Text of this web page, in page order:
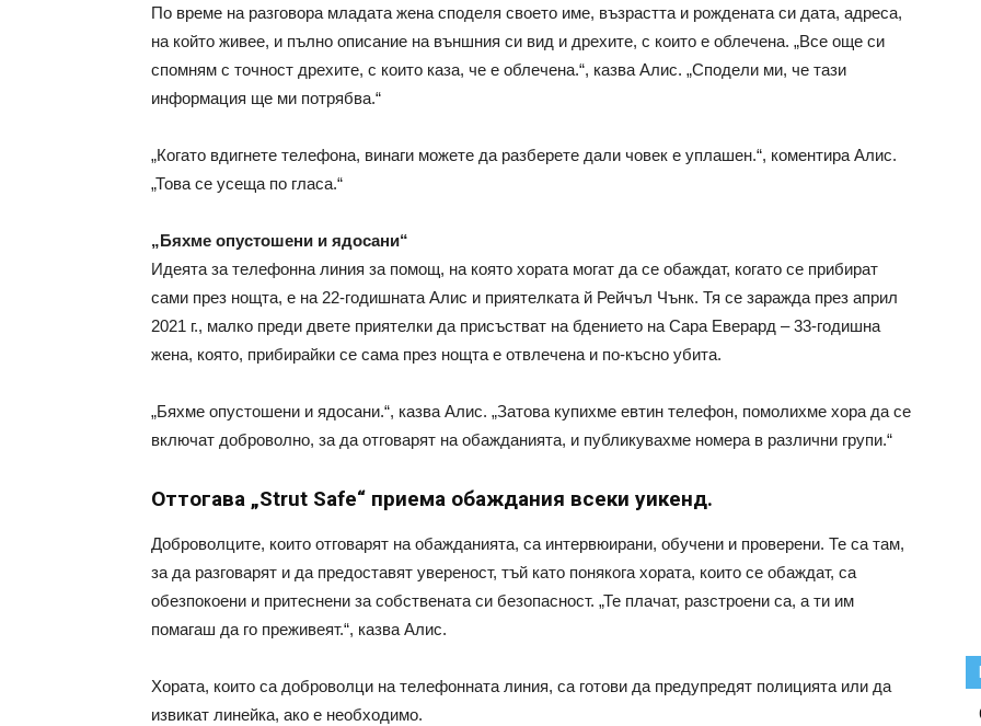
По време на разговора младата жена споделя своето име, възрастта и рождената си дата, адреса,
на който живее, и пълно описание на външния си вид и дрехите, с които е облечена. „Все още си
спомням с точност дрехите, с които каза, че е облечена.“, казва Алис. „Сподели ми, че тази
информация ще ми потрябва.“
„Когато вдигнете телефона, винаги можете да разберете дали човек е уплашен.“, коментира Алис.
„Това се усеща по гласа.“
„Бяхме опустошени и ядосани“
Идеята за телефонна линия за помощ, на която хората могат да се обаждат, когато се прибират
сами през нощта, е на 22-годишната Алис и приятелката й Рейчъл Чънк. Тя се заражда през април
2021 г., малко преди двете приятелки да присъстват на бдението на Сара Еверард – 33-годишна
жена, която, прибирайки се сама през нощта е отвлечена и по-късно убита.
„Бяхме опустошени и ядосани.“, казва Алис. „Затова купихме евтин телефон, помолихме хора да се
включат доброволно, за да отговарят на обажданията, и публикувахме номера в различни групи.“
Оттогава „Strut Safe“ приема обаждания всеки уикенд.
Доброволците, които отговарят на обажданията, са интервюирани, обучени и проверени. Те са там,
за да разговарят и да предоставят увереност, тъй като понякога хората, които се обаждат, са
обезпокоени и притеснени за собствената си безопасност. „Те плачат, разстроени са, а ти им
помагаш да го преживеят.“, казва Алис.
Хората, които са доброволци на телефонната линия, са готови да предупредят полицията или да
извикат линейка, ако е необходимо.